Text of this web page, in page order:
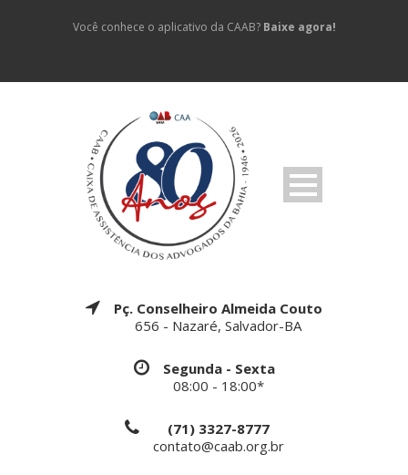
Você conhece o aplicativo da CAAB? Baixe agora!
Pç. Conselheiro Almeida Couto
656 - Nazaré, Salvador-BA
Segunda - Sexta
08:00 - 18:00*
(71) 3327-8777
contato@caab.org.br